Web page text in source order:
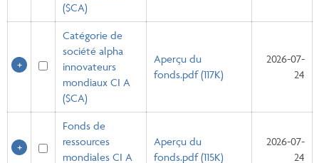
($CA)
Catégorie de
société alpha
innovateurs
mondiaux CI A
($CA)
Aperçu du
fonds.pdf (117K)
2026-07-
24
Fonds de
ressources
mondiales CI A
Aperçu du
fonds.pdf (115K)
2026-07-
24